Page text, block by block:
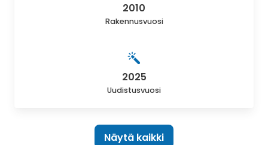
2010
Rakennusvuosi
2025
Uudistusvuosi
Näytä kaikki